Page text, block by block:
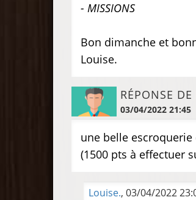
- MISSIONS
Bon dimanche et
Louise.
RÉPONSE DE
03/04/2022 21:45
une belle
(1500 pts à effectuer
Louise., 03/04/2022